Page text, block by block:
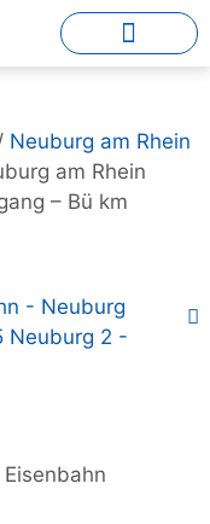
Neuburg am Rhein
am Rhein
– Bü km